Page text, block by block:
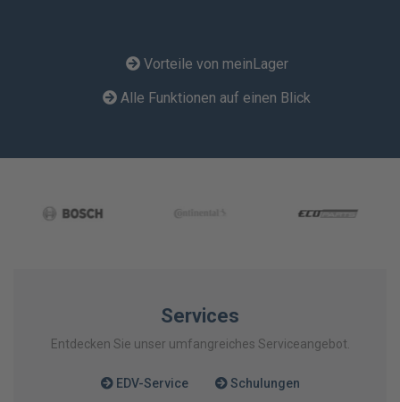
Vorteile von meinLager
Alle Funktionen auf einen Blick
Services
Entdecken Sie unser umfangreiches Serviceangebot.
EDV-Service Schulungen